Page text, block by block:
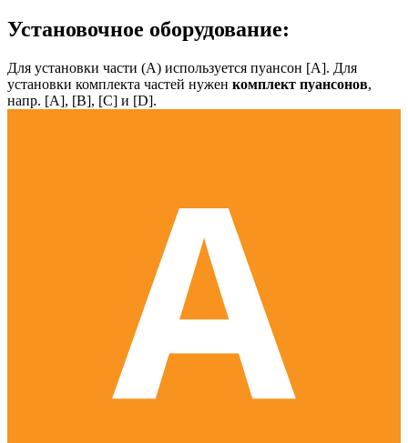
Установочное оборудование:
Для установки части (А) используется пуансон [А]. Для
установки комплекта частей нужен комплект пуансонов,
напр. [А], [B], [С] и [D].